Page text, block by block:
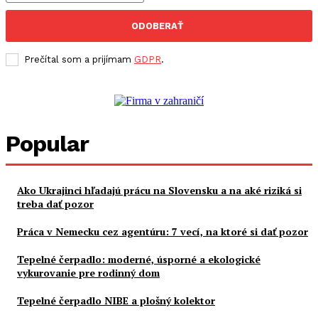
ODOBERAŤ
Prečítal som a prijímam GDPR.
Popular
Ako Ukrajinci hľadajú prácu na Slovensku a na aké riziká si
treba dať pozor
Práca v Nemecku cez agentúru: 7 vecí, na ktoré si dať pozor
Tepelné čerpadlo: moderné, úsporné a ekologické
vykurovanie pre rodinný dom
Tepelné čerpadlo NIBE a plošný kolektor